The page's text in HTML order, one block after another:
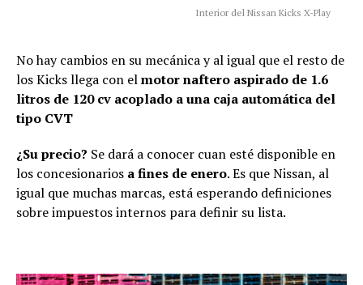
Interior del Nissan Kicks X-Play
No hay cambios en su mecánica y al igual que el resto de
los Kicks llega con elmotor naftero aspirado de 1.6
litros de 120 cv acoplado a una caja automática del
tipo CVT
¿Su precio? Se dará a conocer cuan esté disponible en
los concesionarios a fines de enero. Es que Nissan, al
igual que muchas marcas, está esperando definiciones
sobre impuestos internos para definir su lista.